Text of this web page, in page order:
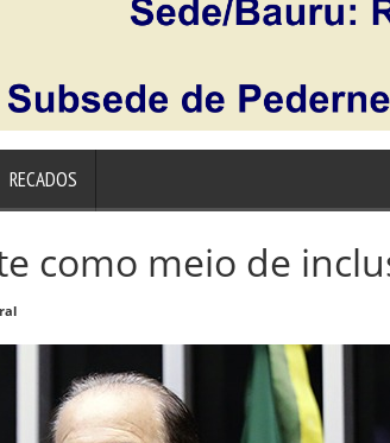
RECADOS
como meio de